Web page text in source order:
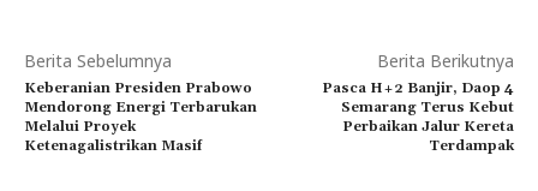
Berita Sebelumnya
Keberanian Presiden Prabowo
Mendorong Energi Terbarukan
Melalui Proyek
Ketenagalistrikan Masif
Berita Berikutnya
Pasca H+2 Banjir, Daop 4
Semarang Terus Kebut
Perbaikan Jalur Kereta
Terdampak